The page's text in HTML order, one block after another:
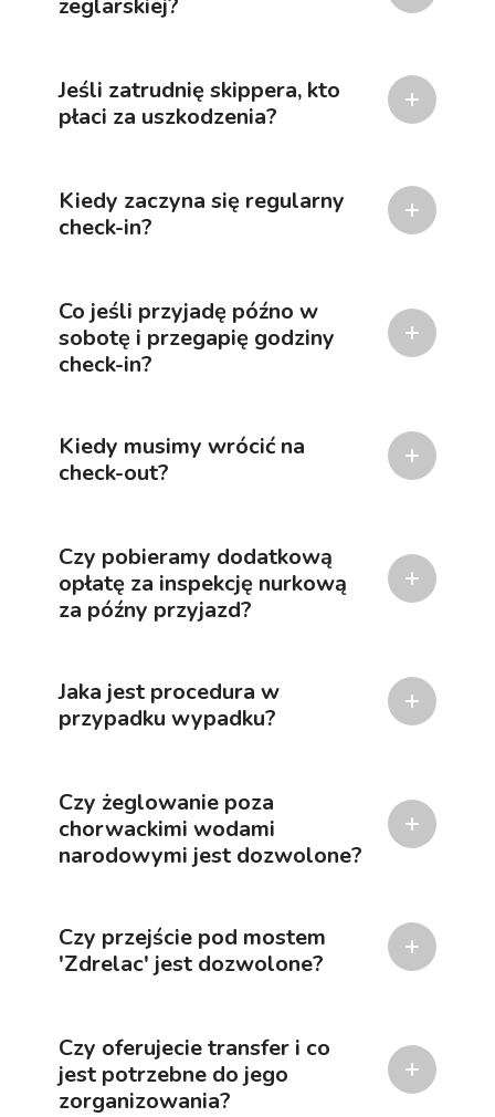
Jeśli zatrudnię skippera, kto
płaci za uszkodzenia?
Kiedy zaczyna się regularny
check-in?
Co jeśli przyjadę późno w
sobotę i przegapię godziny
check-in?
Kiedy musimy wrócić na
check-out?
Czy pobieramy dodatkową
opłatę za inspekcję nurkową
za późny przyjazd?
Jaka jest procedura w
przypadku wypadku?
Czy żeglowanie poza
chorwackimi wodami
narodowymi jest dozwolone?
Czy przejście pod mostem
'Zdrelac' jest dozwolone?
Czy oferujecie transfer i co
jest potrzebne do jego
zorganizowania?